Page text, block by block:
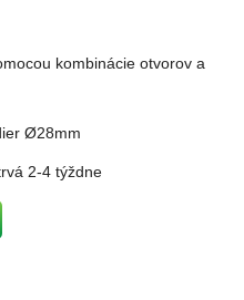
kombinácie otvorov a
Ø28mm
2-4 týždne